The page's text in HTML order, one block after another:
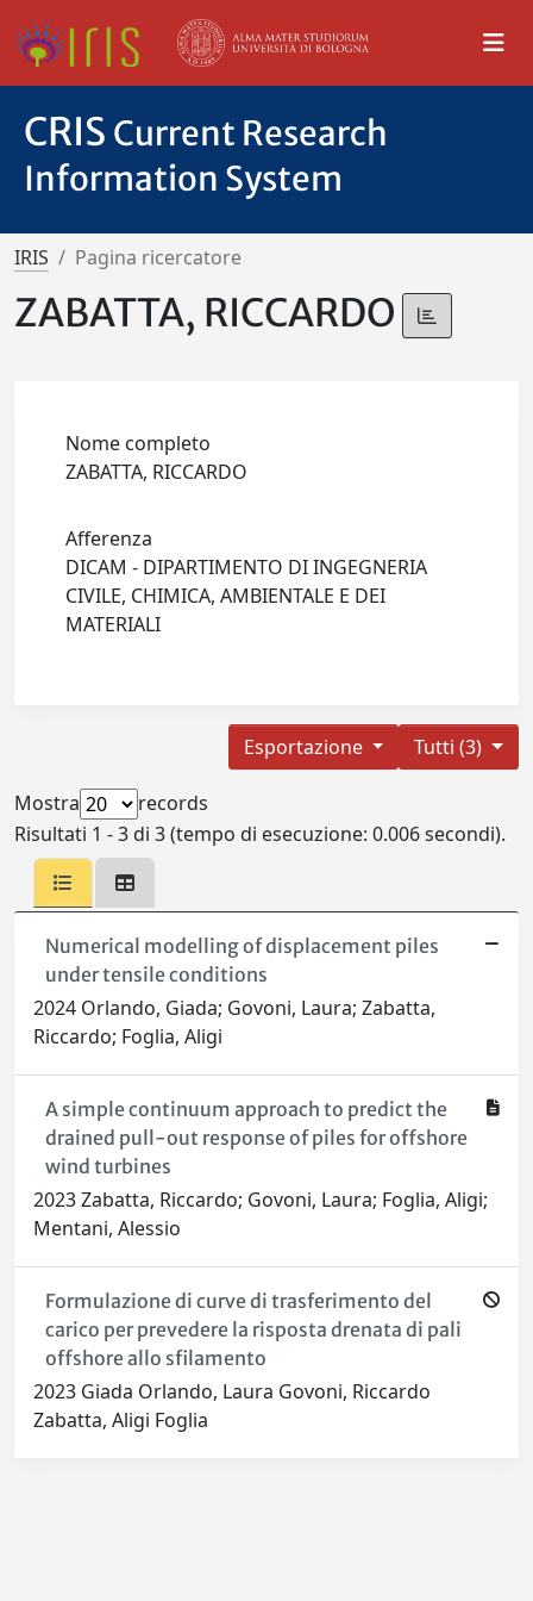
CRIS Current Research
Information System
IRIS Pagina ricercatore
ZABATTA, RICCARDO
Nome completo
ZABATTA, RICCARDO
Afferenza
DICAM - DIPARTIMENTO DI INGEGNERIA
CIVILE, CHIMICA, AMBIENTALE E DEI
MATERIALI
Tutti (3)
Esportazione
Mostra
records
Risultati 1 - 3 di 3 (tempo di esecuzione: 0.006 secondi).
Numerical modelling of displacement piles
under tensile conditions
2024 Orlando, Giada; Govoni, Laura; Zabatta,
Riccardo; Foglia, Aligi
A simple continuum approach to predict the
drained pull-out response of piles for offshore
wind turbines
2023 Zabatta, Riccardo; Govoni, Laura; Foglia, Aligi;
Mentani, Alessio
Formulazione di curve di trasferimento del
carico per prevedere la risposta drenata di pali
offshore allo sfilamento
2023 Giada Orlando, Laura Govoni, Riccardo
Zabatta, Aligi Foglia